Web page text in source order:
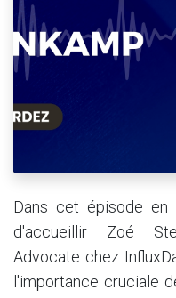
Dans cet épisode en
d'accueillir Zoé
Advocate chez
l'importance cruciale